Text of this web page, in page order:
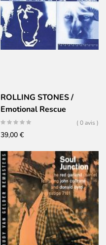
ROLLING STONES /
Emotional Rescue
( 0 avis )
39,00 €